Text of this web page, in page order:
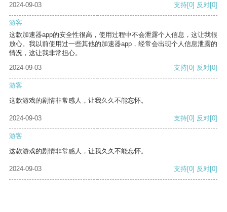
2024-09-03
支持[0] 反对[0]
游客
这款加速器app的安全性很高，使用过程中不会泄露个人信息，这让我很
放心。我以前使用过一些其他的加速器app，经常会出现个人信息泄露的
情况，这让我非常担心。
2024-09-03
支持[0] 反对[0]
游客
这款游戏的剧情非常感人，让我久久不能忘怀。
2024-09-03 支持[0] 反对[0]
游客
这款游戏的剧情非常感人，让我久久不能忘怀。
2024-09-03 支持[0] 反对[0]